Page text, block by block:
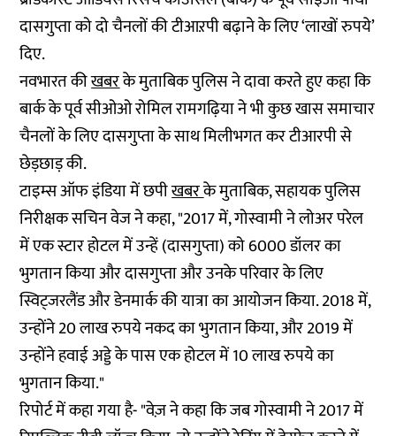
दासगुप्ता को दो चैनलों की टीआऱपी बढ़ाने के लिए ‘लाखों रुपये’
दिए.
नवभारत कीखबरके मुताबिक पुलिस ने दावा करते हुए कहा कि
बार्क के पूर्व सीओओ रोमिल रामगढ़िया ने भी कुछ खास समाचार
चैनलों के लिए दासगुप्ता के साथ मिलीभगत कर टीआरपी से
छेड़छाड़ की.
टाइम्स ऑफ इंडिया में छपीखबरके मुताबिक, सहायक पुलिस
निरीक्षक सचिन वेज ने कहा, "2017 में, गोस्वामी ने लोअर परेल
में एक स्टार होटल में उन्हें (दासगुप्ता) को 6000 डॉलर का
भुगतान किया और दासगुप्ता और उनके परिवार के लिए
स्विट्जरलैंड और डेनमार्क की यात्रा का आयोजन किया. 2018 में,
उन्होंने 20 लाख रुपये नकद का भुगतान किया, और 2019 में
उन्होंने हवाई अड्डे के पास एक होटल में 10 लाख रुपये का
भुगतान किया."
रिपोर्ट में कहा गया है- "वेज़ ने कहा कि जब गोस्वामी ने 2017 में